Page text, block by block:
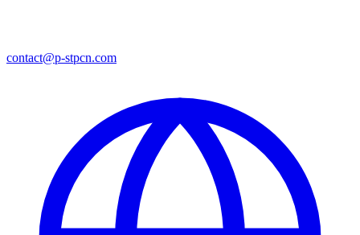
contact@p-stpcn.com